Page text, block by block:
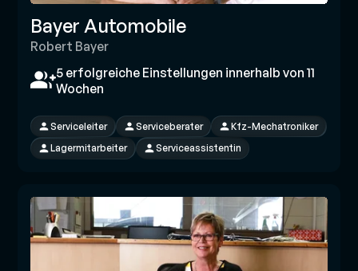
Bayer Automobile
Robert Bayer
5 erfolgreiche Einstellungen innerhalb von 11
Wochen
Serviceleiter Serviceberater
Kfz-Mechatroniker
Lagermitarbeiter
Serviceassistentin